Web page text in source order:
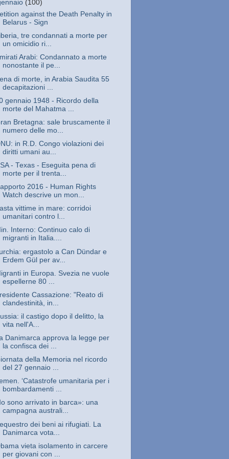
(100)
against the Death Penalty in
Belarus - Sign
tre condannati a morte per
un omicidio ri...
Arabi: Condannato a morte
nonostante il pe...
di morte, in Arabia Saudita 55
decapitazioni ...
gennaio 1948 - Ricordo della
morte del Mahatma ...
Bretagna: sale bruscamente il
numero delle mo...
in R.D. Congo violazioni dei
diritti umani au...
- Texas - Eseguita pena di
morte per il trenta...
2016 - Human Rights
Watch descrive un mon...
vittime in mare: corridoi
umanitari contro l...
Interno: Continuo calo di
migranti in Italia....
ergastolo a Can Dündar e
Erdem Gül per av...
in Europa. Svezia ne vuole
espellerne 80 ...
Cassazione: "Reato di
clandestinità, in...
il castigo dopo il delitto, la
vita nell'A...
Danimarca approva la legge per
la confisca dei ...
della Memoria nel ricordo
del 27 gennaio ...
‘Catastrofe umanitaria per i
bombardamenti ...
sono arrivato in barca»: una
campagna australi...
dei beni ai rifugiati. La
Danimarca vota...
vieta isolamento in carcere
per giovani con ...